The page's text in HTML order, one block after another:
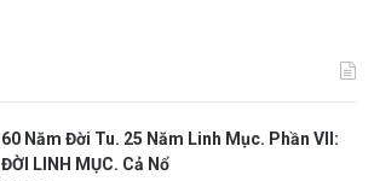
60 Năm Đời Tu. 25 Năm Linh Mục. Phần VII:
ĐỜI LINH MỤC. Cả Nổ